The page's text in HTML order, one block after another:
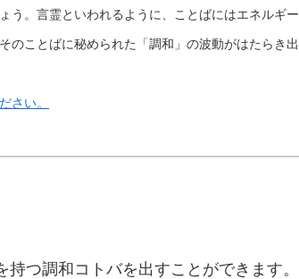
う。言霊といわれるように、ことばにはエネルギー
のことばに秘められた「調和」の波動がはたらき出
さい。
つ調和コトバを出すことができます。